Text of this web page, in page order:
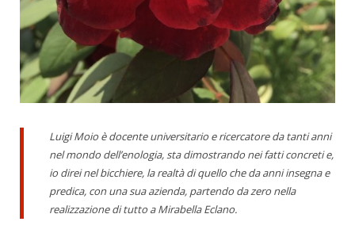
Luigi Moio è docente universitario e ricercatore da tanti anni
nel mondo dell’enologia, sta dimostrando nei fatti concreti e,
io direi nel bicchiere, la realtà di quello che da anni insegna e
predica, con una sua azienda, partendo da zero nella
realizzazione di tutto a Mirabella Eclano.